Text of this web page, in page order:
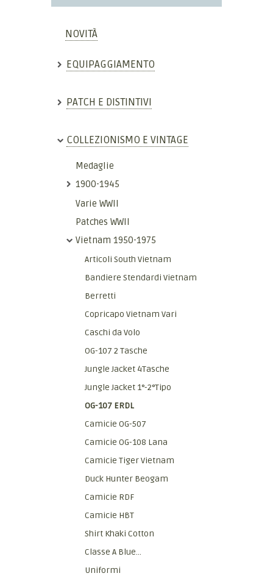
NOVITÀ
EQUIPAGGIAMENTO
PATCH E DISTINTIVI
COLLEZIONISMO E VINTAGE
Medaglie
1900-1945
Varie WWII
Patches WWII
Vietnam 1950-1975
Articoli South Vietnam
Bandiere Stendardi Vietnam
Berretti
Copricapo Vietnam Vari
Caschi da Volo
OG-107 2 Tasche
Jungle Jacket 4Tasche
Jungle Jacket 1°-2°Tipo
OG-107 ERDL
Camicie OG-507
Camicie OG-108 Lana
Camicie Tiger Vietnam
Duck Hunter Beogam
Camicie RDF
Camicie HBT
Shirt Khaki Cotton
Classe A Blue...
Uniformi